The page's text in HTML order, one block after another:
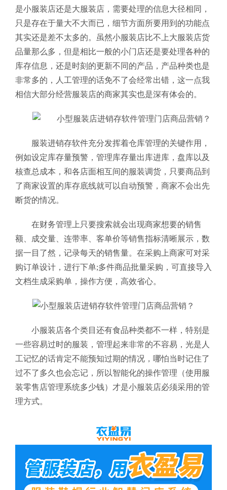
是小服装店还是大服装店，需要处理的信息大径相同，
只是存在于量大不大而已，细节方面所要用到的功能点
其实还是差不太多的。虽然小服装店比不上大服装店货
品量那么多，但是相比一般的小门店还是要处理各种的
库存信息，还是时刻的更新不同的产品，产品种类也是
非常多的，人工管理的话免不了会经常出错，这一点我
相信大部分经营服装店的商家其实也是深有体会的。
服装进销存软件充分发挥着仓库管理的关键作用，
例如设定库存量预警，管理库存量出库进库，盘库以及
核查总成本，和各店面相互间的服装调货，只要商品到
了商家设置的库存底线就可以自动预警，商家不会出先
断货的情况。
在财务管理上只要搜索就会出现商家想要的销售
额、成交量、连带率、客单价等销售指标清晰展示，数
据一目了然，记录每天的销售量。在采购上商家可对采
购订单设计，进行下单;多件商品批量采购，可直接导入
文档生成采购单，操作方便，高效省心。
小服装店各个类目还有食品种类都不一样，特别是
一些容易过时的服装，管理起来非常的不容易，光是人
工记忆的话肯定不能预知过期的情况，哪怕当时记住了
过不了多久也会忘记，所以智能化的操作管理（使用服
装零售店管理系统多少钱）才是小服装店必须采用的管
理方式。